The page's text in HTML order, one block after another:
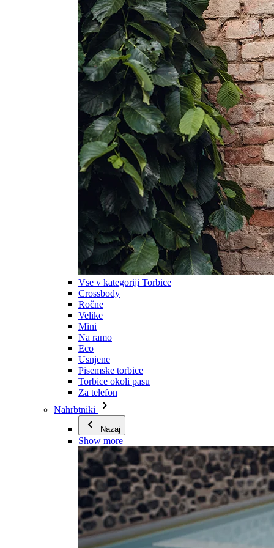
Vse v kategoriji Torbice
Crossbody
Ročne
Velike
Mini
Na ramo
Eco
Usnjene
Pisemske torbice
Torbice okoli pasu
Za telefon
Nahrbtniki
Nazaj
Show more